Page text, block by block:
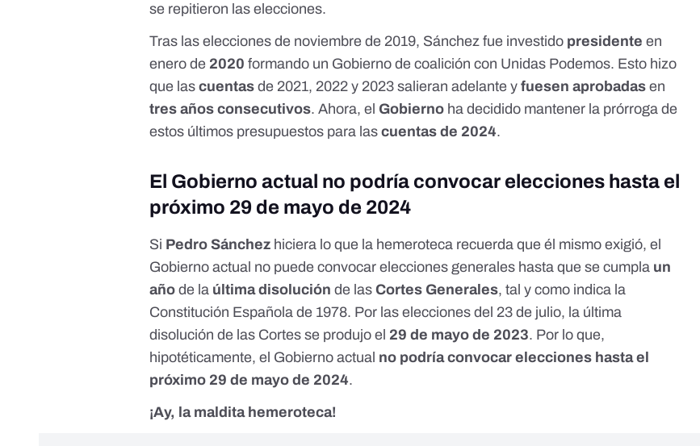
se repitieron las elecciones.
Tras laselecciones de noviembre de 2019, Sánchez fue investido presidente en
enero de 2020formando un Gobierno decoalición con Unidas Podemos. Esto hizo
que lascuentas de 2021, 2022 y 2023 salieran adelante yfuesen aprobadas en
tres años consecutivos. Ahora, el Gobierno ha decidido mantener la prórroga de
estos últimos presupuestos para lascuentas de 2024.
El Gobierno actual no podría convocar elecciones hasta el
próximo 29 de mayo de 2024
Si Pedro Sánchez hiciera lo que la hemeroteca recuerda que él mismo exigió,el
Gobierno actual no puede convocar elecciones generales hasta que se cumpla un
añode la última disoluciónde lasCortes Generales, tal y como indica la
Constitución Española de 1978. Por las elecciones del 23 de julio, la última
disolución de las Cortes se produjo el 29 de mayo de 2023. Por lo que,
hipotéticamente, el Gobierno actual no podría convocar elecciones hasta el
próximo 29 de mayo de 2024.
¡Ay, la maldita hemeroteca!